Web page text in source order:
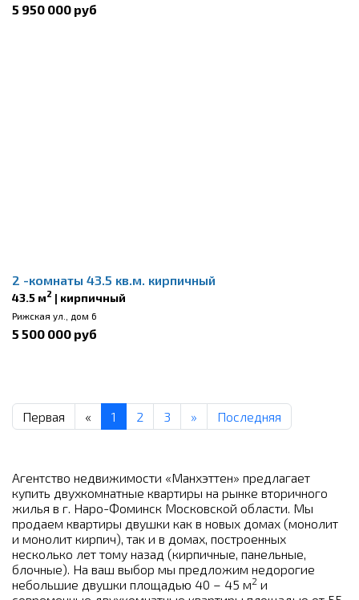
5 950 000 руб
2 -комнаты 43.5 кв.м. кирпичный
43.5 м2 | кирпичный
Рижская ул., дом 6
5 500 000 руб
Первая « 1 2 3 » Последняя
Агентство недвижимости «Манхэттен» предлагает
купить двухкомнатные квартиры на рынке вторичного
жилья в г. Наро-Фоминск Московской области. Мы
продаем квартиры двушки как в новых домах (монолит
и монолит кирпич), так и в домах, построенных
несколько лет тому назад (кирпичные, панельные,
блочные). На ваш выбор мы предложим недорогие
небольшие двушки площадью 40 – 45 м2 и